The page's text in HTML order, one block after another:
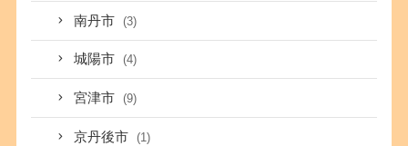
南丹市 (3)
城陽市 (4)
宮津市 (9)
京丹後市 (1)